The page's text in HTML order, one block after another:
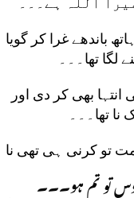
باندھے غرا کر گویا
لگا تھا۔۔۔
بھی کر دی اور
تھا۔۔۔
تو کرنی ہی تھی نا
تو تم ہو۔۔۔